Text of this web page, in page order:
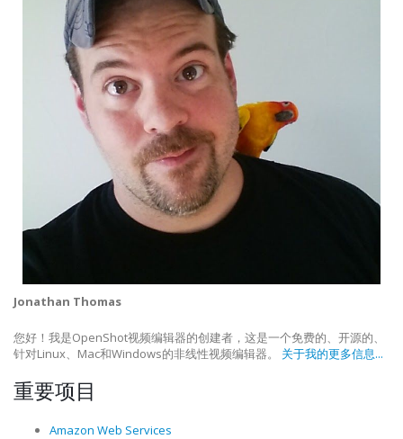
Jonathan Thomas
您好！我是OpenShot视频编辑器的创建者，这是一个免费的、开源的、
针对Linux、Mac和Windows的非线性视频编辑器。 关于我的更多信息...
重要项目
Amazon Web Services